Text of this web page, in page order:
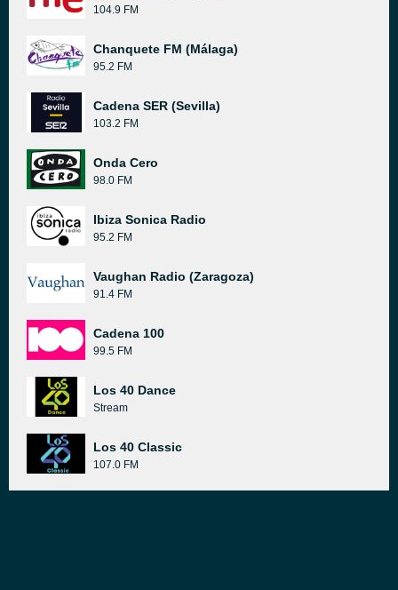
104.9 FM
Chanquete FM (Málaga)
95.2 FM
Cadena SER (Sevilla)
103.2 FM
Onda Cero
98.0 FM
Ibiza Sonica Radio
95.2 FM
Vaughan Radio (Zaragoza)
91.4 FM
Cadena 100
99.5 FM
Los 40 Dance
Stream
Los 40 Classic
107.0 FM